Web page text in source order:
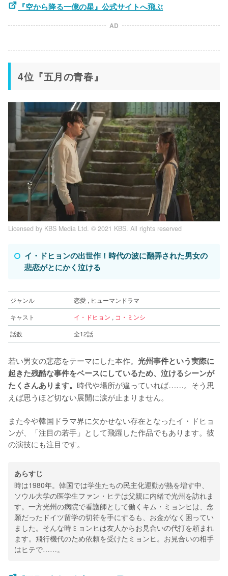
『空から降る一億の星』公式サイトへ飛ぶ
AD
4位『五月の青春』
Licensed by KBS Media Ltd. ©︎ 2021 KBS. All rights reserved
イ・ドヒョンの出世作！時代の波に翻弄された男女の
悲恋がとにかく泣ける
ジャンル
恋愛 , ヒューマンドラマ
キャスト
イ・ドヒョン , コ・ミンシ
話数
全12話
若い男女の悲恋をテーマにした本作。 光州事件という実際に
起きた残酷な事件をベースにしているため、泣けるシーンが
たくさんあります。 時代や場所が違っていれば……。そう思
えば思うほど切ない展開に涙が止まりません。
また今や韓国ドラマ界に欠かせない存在となったイ・ドヒョ
ンが、「注目の若手」として飛躍した作品でもあります。彼
の演技にも注目です。
あらすじ
時は1980年。韓国では学生たちの民主化運動が熱を増す中、
ソウル大学の医学生ファン・ヒテは父親に内緒で光州を訪れま
す。一方光州の病院で看護師として働くキム・ミョンヒは、念
願だったドイツ留学の切符を手にするも、お金がなく困ってい
ました。そんな時ミョンヒは友人からお見合いの代打を頼まれ
ます。飛行機代のため依頼を受けたミョンヒ。お見合いの相手
はヒテで……。